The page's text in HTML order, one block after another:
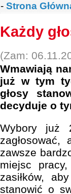
- Strona
Każdy
(Zam:
Wmawiają
już w tym
głosy
decyduje o
Wybory już
zawsze
miejsc
zasiłków,
stanowić o